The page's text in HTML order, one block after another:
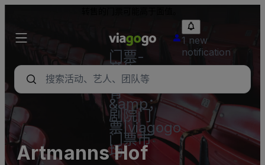
门票-
音乐
会，体
育
&amp；
剧院门
票|viagogo
门票市
场
1 new
notification
Artmanns Hof